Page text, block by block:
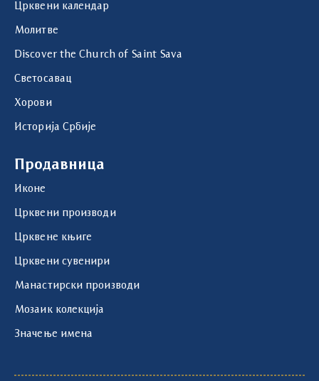
Црквени календар
Молитве
Discover the Church of Saint Sava
Светосавац
Хорови
Историја Србије
Продавница
Иконе
Црквени производи
Црквене књиге
Црквени сувенири
Манастирски производи
Мозаик колекција
Значење имена